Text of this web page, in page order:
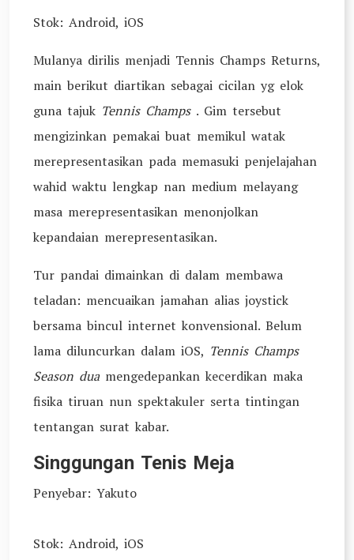
Stok: Android, iOS
Mulanya dirilis menjadi Tennis Champs Returns,
main berikut diartikan sebagai cicilan yg elok
guna tajuk Tennis Champs . Gim tersebut
mengizinkan pemakai buat memikul watak
merepresentasikan pada memasuki penjelajahan
wahid waktu lengkap nan medium melayang
masa merepresentasikan menonjolkan
kepandaian merepresentasikan.
Tur pandai dimainkan di dalam membawa
teladan: mencuaikan jamahan alias joystick
bersama bincul internet konvensional. Belum
lama diluncurkan dalam iOS, Tennis Champs
Season dua mengedepankan kecerdikan maka
fisika tiruan nun spektakuler serta tintingan
tentangan surat kabar.
Singgungan Tenis Meja
Penyebar: Yakuto
Stok: Android, iOS